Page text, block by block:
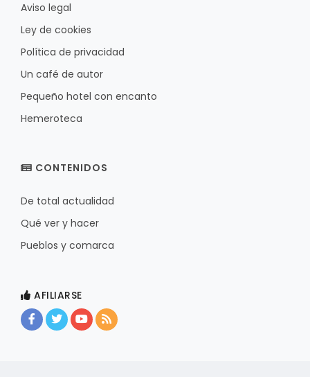
Aviso legal
Ley de cookies
Política de privacidad
Un café de autor
Pequeño hotel con encanto
Hemeroteca
CONTENIDOS
De total actualidad
Qué ver y hacer
Pueblos y comarca
AFILIARSE